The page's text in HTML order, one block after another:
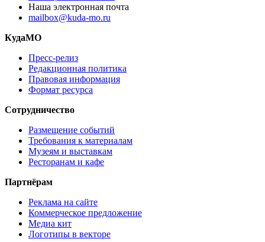
Наша электронная почта
mailbox@kuda-mo.ru
КудаМО
Пресс-релиз
Редакционная политика
Правовая информация
Формат ресурса
Сотрудничество
Размещение событий
Требования к материалам
Музеям и выставкам
Ресторанам и кафе
Партнёрам
Реклама на сайте
Коммерческое предложение
Медиа кит
Логотипы в векторе